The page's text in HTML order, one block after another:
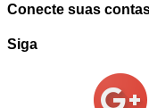
Conecte suas
Siga